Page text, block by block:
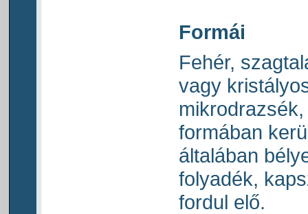
Formái
Fehér,
vagy
formában
általában
folyadék,
fordul elő.